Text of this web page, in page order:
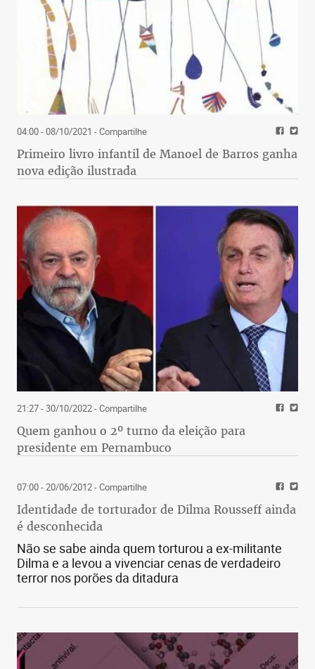
04:00 - 08/10/2021 - Compartilhe
Primeiro livro infantil de Manoel de Barros ganha
nova edição ilustrada
21:27 - 30/10/2022- Compartilhe
Quem ganhou o 2º turno da eleição para
presidente em Pernambuco
07:00 - 20/06/2012- Compartilhe
Identidade de torturador de Dilma Rousseff ainda
é desconhecida
Não se sabe ainda quem torturou a ex-militante
Dilma e a levou a vivenciar cenas de verdadeiro
terror nos porões da ditadura